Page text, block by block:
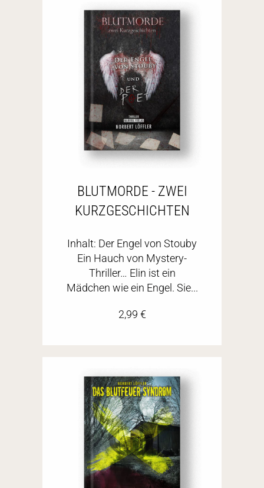
BLUTMORDE - ZWEI
KURZGESCHICHTEN
Inhalt: Der Engel von Stouby
Ein Hauch von Mystery-
Thriller… Elin ist ein
Mädchen wie ein Engel. Sie...
2,99 €